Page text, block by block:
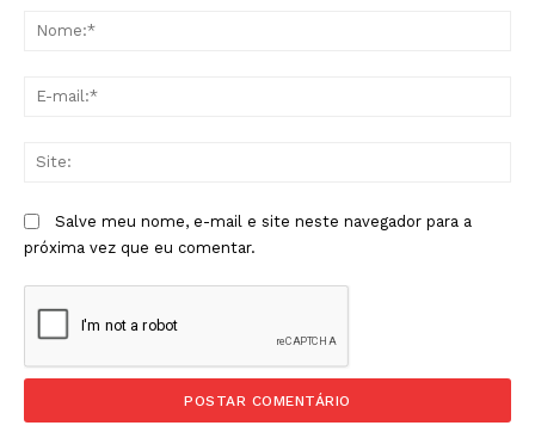
Salve meu nome, e-mail e site neste navegador para a
próxima vez que eu comentar.